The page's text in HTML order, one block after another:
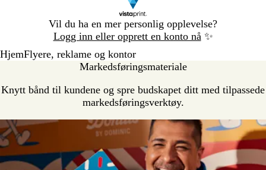
Vil du ha en mer personlig opplevelse?
Logg inn eller opprett en konto nå ✨
1
HjemFlyere, reklame og kontor
Markedsføringsmateriale
Knytt bånd til kundene og spre budskapet ditt med tilpassede
markedsføringsverktøy.